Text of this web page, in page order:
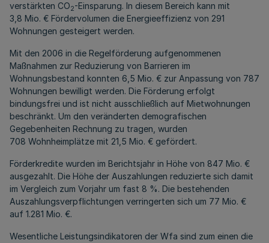
verstärkten CO2-Einsparung. In diesem Bereich kann mit
3,8 Mio. € Fördervolumen die Energieeffizienz von 291
Wohnungen gesteigert werden.
Mit den 2006 in die Regelförderung aufgenommenen
Maßnahmen zur Reduzierung von Barrieren im
Wohnungsbestand konnten 6,5 Mio. € zur Anpassung von 787
Wohnungen bewilligt werden. Die Förderung erfolgt
bindungsfrei und ist nicht ausschließlich auf Mietwohnungen
beschränkt. Um den veränderten demografischen
Gegebenheiten Rechnung zu tragen, wurden
708 Wohnheimplätze mit 21,5 Mio. € gefördert.
Förderkredite wurden im Berichtsjahr in Höhe von 847 Mio. €
ausgezahlt. Die Höhe der Auszahlungen reduzierte sich damit
im Vergleich zum Vorjahr um fast 8 %. Die bestehenden
Auszahlungsverpflichtungen verringerten sich um 77 Mio. €
auf 1.281 Mio. €.
Wesentliche Leistungsindikatoren der Wfa sind zum einen die